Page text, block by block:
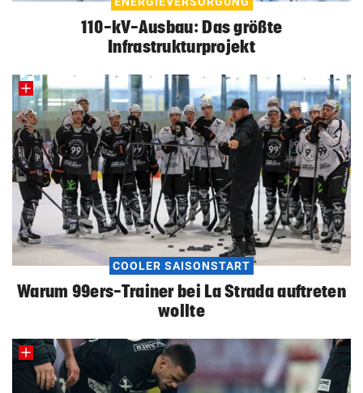
110-kV-Ausbau: Das größte
Infrastrukturprojekt
COOLER SAISONSTART
Warum 99ers-Trainer bei La Strada auftreten
wollte